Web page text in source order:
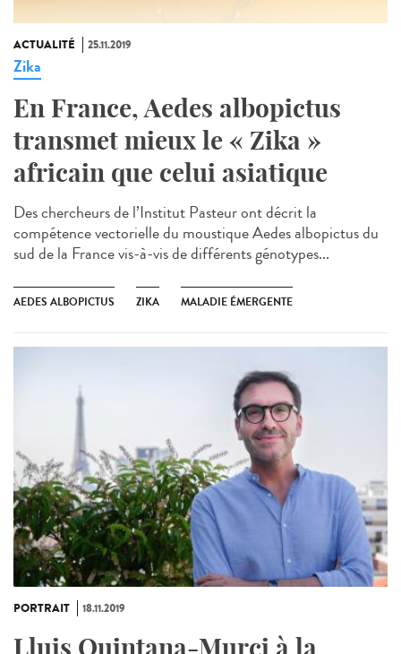
ACTUALITÉ 25.11.2019
Zika
En France, Aedes albopictus
transmet mieux le « Zika »
africain que celui asiatique
Des chercheurs de l’Institut Pasteur ont décrit la
compétence vectorielle du moustique Aedes albopictus du
sud de la France vis-à-vis de différents génotypes...
AEDES ALBOPICTUS ZIKA MALADIE ÉMERGENTE
PORTRAIT 18.11.2019
Lluis Quintana-Murci à la